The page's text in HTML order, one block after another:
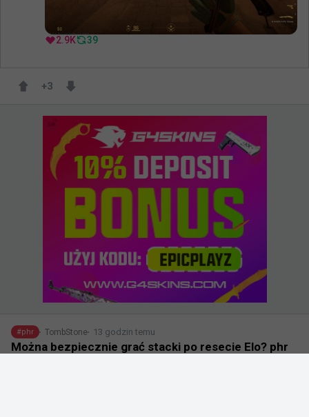
2.9K 39
+3
#phr TombStone 13 godzin temu
Można bezpiecznie grać stacki po resecie Elo? phr